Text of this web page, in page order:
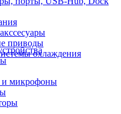
приводы
охлаждения
микрофоны